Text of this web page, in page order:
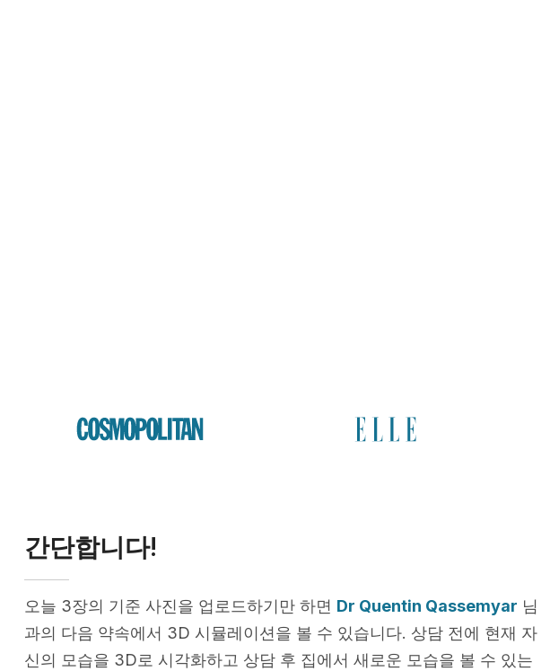
간단합니다!
오늘 3장의 기준 사진을 업로드하기만 하면 Dr Quentin Qassemyar 님
과의 다음 약속에서 3D 시뮬레이션을 볼 수 있습니다. 상담 전에 현재 자
신의 모습을 3D로 시각화하고 상담 후 집에서 새로운 모습을 볼 수 있는